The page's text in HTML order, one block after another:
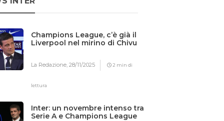
Champions League, c’è già il
Liverpool nel mirino di Chivu
La Redazione,28/11/2025 2 min di
lettura
Inter: un novembre intenso tra
Serie A e Champions League